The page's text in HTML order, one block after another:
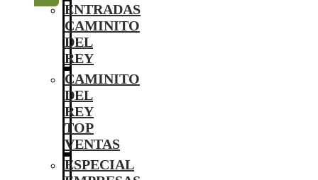
ENTRADAS
CAMINITO
DEL
REY
CAMINITO
DEL
REY
TOP
VENTAS
ESPECIAL